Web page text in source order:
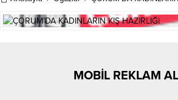
MOBİL REKLAM